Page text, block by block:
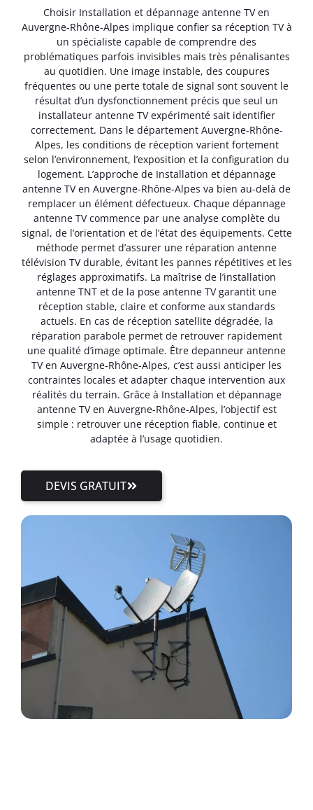
Choisir Installation et dépannage antenne TV en
Auvergne-Rhône-Alpes implique confier sa réception TV à
un spécialiste capable de comprendre des
problématiques parfois invisibles mais très pénalisantes
au quotidien. Une image instable, des coupures
fréquentes ou une perte totale de signal sont souvent le
résultat d’un dysfonctionnement précis que seul un
installateur antenne TV expérimenté sait identifier
correctement. Dans le département Auvergne-Rhône-
Alpes, les conditions de réception varient fortement
selon l’environnement, l’exposition et la configuration du
logement. L’approche de Installation et dépannage
antenne TV en Auvergne-Rhône-Alpes va bien au-delà de
remplacer un élément défectueux. Chaque dépannage
antenne TV commence par une analyse complète du
signal, de l’orientation et de l’état des équipements. Cette
méthode permet d’assurer une réparation antenne
télévision TV durable, évitant les pannes répétitives et les
réglages approximatifs. La maîtrise de l’installation
antenne TNT et de la pose antenne TV garantit une
réception stable, claire et conforme aux standards
actuels. En cas de réception satellite dégradée, la
réparation parabole permet de retrouver rapidement
une qualité d’image optimale. Être depanneur antenne
TV en Auvergne-Rhône-Alpes, c’est aussi anticiper les
contraintes locales et adapter chaque intervention aux
réalités du terrain. Grâce à Installation et dépannage
antenne TV en Auvergne-Rhône-Alpes, l’objectif est
simple : retrouver une réception fiable, continue et
adaptée à l’usage quotidien.
DEVIS GRATUIT